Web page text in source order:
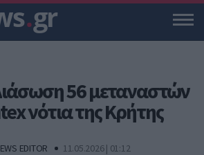
.gr
56 μεταναστών
νότια της Κρήτης
EDITOR
11.05.2026 | 01:12